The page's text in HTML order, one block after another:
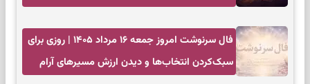
فال سرنوشت امروز جمعه ۱۶ مرداد ۱۴۰۵ | روزی برای
سبک‌کردن انتخاب‌ها و دیدن ارزش مسیرهای آرام